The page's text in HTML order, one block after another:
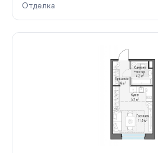
Отделка